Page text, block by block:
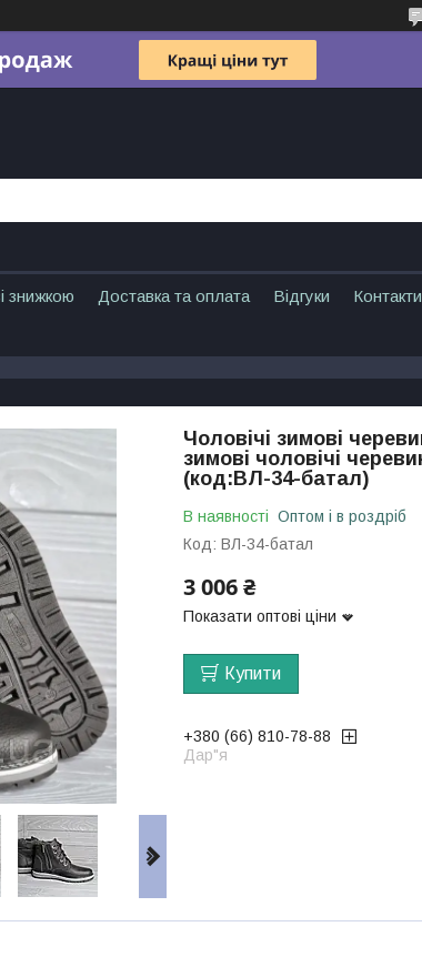
знижкою Доставка та оплата Відгуки Контакти
Чоловічі зимові
зимові чоловічі
(код:ВЛ-34-батал)
В наявності Оптом і в роздріб
Код: ВЛ-34-батал
3 006 ₴
Показати оптові ціни
Купити
+380 (66) 810-78-88
Дар"я